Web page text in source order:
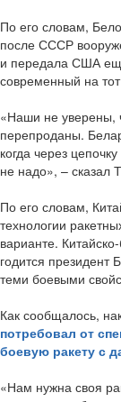
По его словам,
после СССР
и передала США
современный на
«Наши не уверены,
перепроданы.
когда через
не надо», – сказал
По его словам,
технологии
варианте.
годится президент
теми боевыми
Как сообщалось,
потребовал от
боевую ракету с
«Нам нужна своя